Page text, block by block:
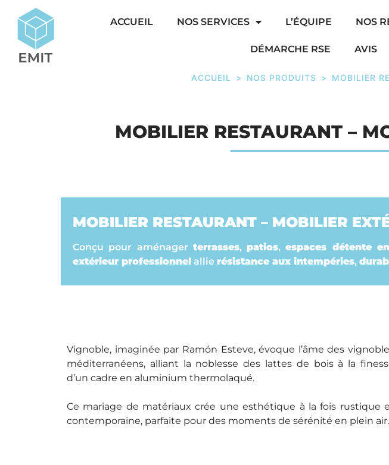
ACCUEIL NOS SERVICES L’ÉQUIPE NOS
DÉMARCHE RSE AVIS
ACCUEIL > NOS PRODUITS > MOBILIER
MOBILIER RESTAURANT –
MOBILIER RESTAURANT – MOBILIER
Conçu pour aménager terrasses,patios,espaces détente
extérieur professionnel allie résistance aux intempéries,
Vignoble, imaginée par Ramón Esteve, évoque l’âme des
méditerranéens, alliant la noblesse des lattes de bois à la
d’un cadre en aluminium thermolaqué.
Ce mariage de matériaux crée une esthétique à la fois rustique
contemporaine, parfaite pour des moments de sérénité en plein air.